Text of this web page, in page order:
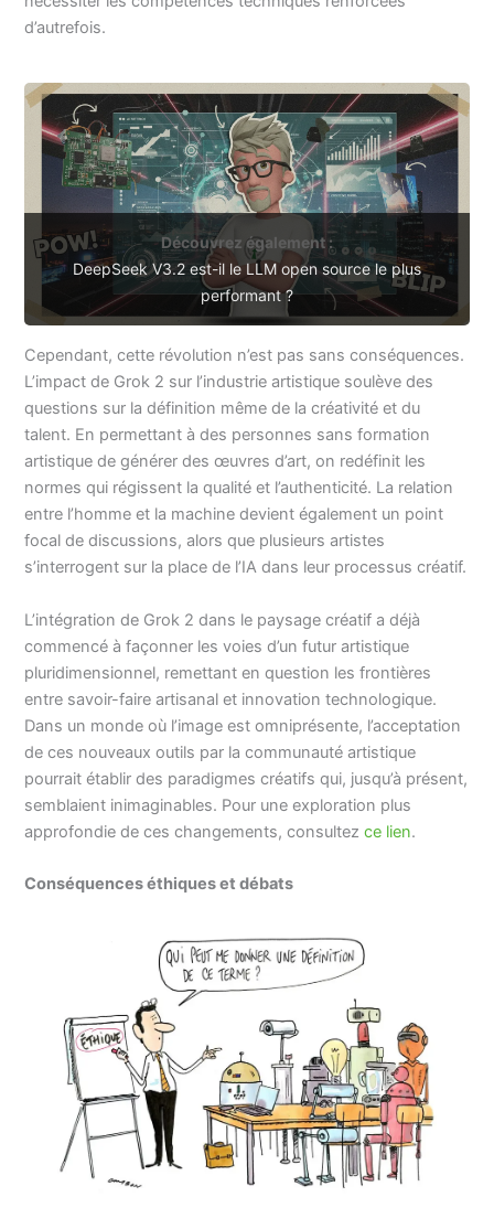
d’autrefois.
Découvrez également :
DeepSeek V3.2 est-il le LLM open source le plus
performant ?
Cependant, cette révolution n’est pas sans conséquences.
L’impact de Grok 2 sur l’industrie artistique soulève des
questions sur la définition même de la créativité et du
talent. En permettant à des personnes sans formation
artistique de générer des œuvres d’art, on redéfinit les
normes qui régissent la qualité et l’authenticité. La relation
entre l’homme et la machine devient également un point
focal de discussions, alors que plusieurs artistes
s’interrogent sur la place de l’IA dans leur processus créatif.
L’intégration de Grok 2 dans le paysage créatif a déjà
commencé à façonner les voies d’un futur artistique
pluridimensionnel, remettant en question les frontières
entre savoir-faire artisanal et innovation technologique.
Dans un monde où l’image est omniprésente, l’acceptation
de ces nouveaux outils par la communauté artistique
pourrait établir des paradigmes créatifs qui, jusqu’à présent,
semblaient inimaginables. Pour une exploration plus
approfondie de ces changements, consultezce lien.
Conséquences éthiques et débats